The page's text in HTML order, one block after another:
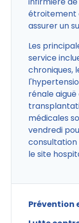
infirmière
étroitement
assurer un
Les
service
chroniques,
rénale aiguë
médicales
vendredi
consultation
le site
Prévention